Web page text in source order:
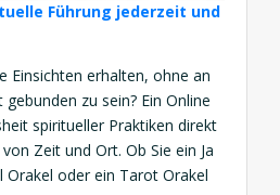
Führung jederzeit und
Einsichten erhalten, ohne an
zu sein? Ein Online
spiritueller Praktiken direkt
Zeit und Ort. Ob Sie ein Ja
Orakel oder ein Tarot Orakel